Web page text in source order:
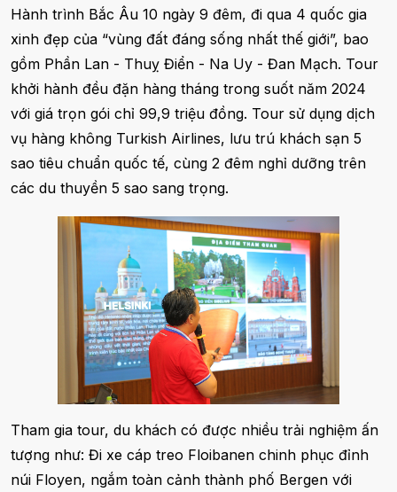
Hành trình Bắc Âu 10 ngày 9 đêm, đi qua 4 quốc gia
xinh đẹp của “vùng đất đáng sống nhất thế giới”, bao
gồm Phần Lan - Thuỵ Điển - Na Uy - Đan Mạch. Tour
khởi hành đều đặn hàng tháng trong suốt năm 2024
với giá trọn gói chỉ 99,9 triệu đồng. Tour sử dụng dịch
vụ hàng không Turkish Airlines, lưu trú khách sạn 5
sao tiêu chuẩn quốc tế, cùng 2 đêm nghỉ dưỡng trên
các du thuyền 5 sao sang trọng.
Tham gia tour, du khách có được nhiều trải nghiệm ấn
tượng như: Đi xe cáp treo Floibanen chinh phục đỉnh
núi Floyen, ngắm toàn cảnh thành phố Bergen với